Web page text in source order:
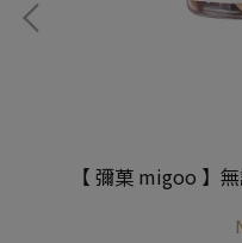
【 彌菓 migoo 】